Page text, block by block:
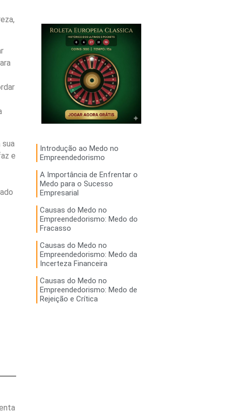
sua
e
Introdução ao Medo no
Empreendedorismo
A Importância de Enfrentar o
Medo para o Sucesso
Empresarial
Causas do Medo no
Empreendedorismo: Medo do
Fracasso
Causas do Medo no
Empreendedorismo: Medo da
Incerteza Financeira
Causas do Medo no
Empreendedorismo: Medo de
Rejeição e Crítica